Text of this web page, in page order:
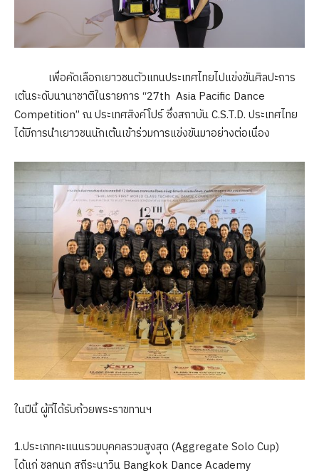
เพื่อคัดเลือกเยาวชนตัวแทนประเทศไทยไปแข่งขันศิลปะการ
เต้นระดับนานาชาติในรายการ “27th Asia Pacific Dance
Competition” ณ ประเทศสิงค์โปร์ ซึ่งสถาบัน C.S.T.D. ประเทศไทย
ได้มีการนำเยาวชนนักเต้นเข้าร่วมการแข่งขันมาอย่างต่อเนื่อง
ในปีนี้ ผู้ที่ได้รับถ้วยพระราขทานฯ
1.ประเภทคะแนนรวมบุคคลรวมสูงสุด (Aggregate Solo Cup)
ได้แก่ ชลกนก สถีระนาวิน Bangkok Dance Academy